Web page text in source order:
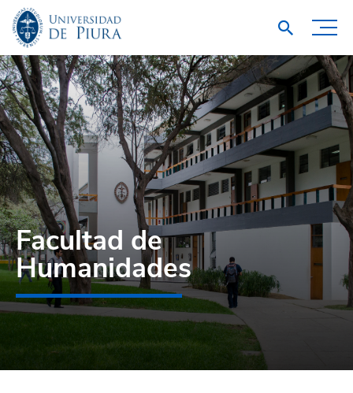
Facultad de
Humanidades